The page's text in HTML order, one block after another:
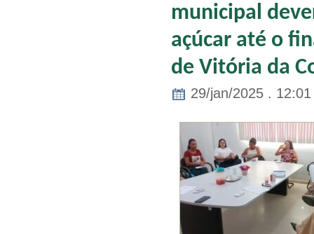
municipal
açúcar até o
de Vitória da
29/jan/2025 . 12:01